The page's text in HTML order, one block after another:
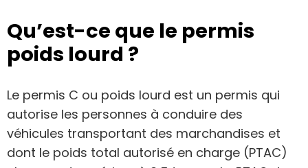
Qu’est-ce que le permis
poids lourd ?
Le permis C ou poids lourd est un permis qui
autorise les personnes à conduire des
véhicules transportant des marchandises et
dont le poids total autorisé en charge (PTAC)